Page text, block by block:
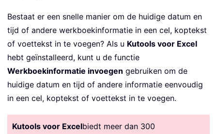
Bestaat er een snelle manier om de huidige datum en
tijd of andere werkboekinformatie in een cel, koptekst
of voettekst in te voegen? Als u Kutools voor Excel
hebt geïnstalleerd, kunt u de functie
Werkboekinformatie invoegen gebruiken om de
huidige datum en tijd of andere informatie eenvoudig
in een cel, koptekst of voettekst in te voegen.
Kutools voor Excelbiedt meer dan 300